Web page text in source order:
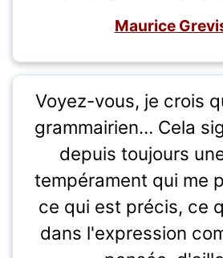
Maurice
Voyez-vous, je crois
grammairien… Cela
depuis toujours
tempérament qui me
ce qui est précis, ce
dans l'expression